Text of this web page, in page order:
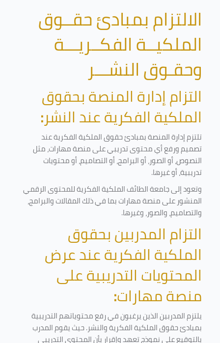
الالتزام بمبادئ حقــوق
الملكيــة الفكــريـــة
وحقـوق النشـــر
التزام إدارة المنصة بحقوق
الملكية الفكرية عند النشر:
تلتزم إدارة المنصة بمبادئ حقوق الملكية الفكرية عند
تصميم ورفع أي محتوى تدريبي على منصة مهارات، مثل
النصوص، أو الصور، أو البرامج، أو التصاميم، أو محتويات
تدريبية، أو غيرها.
وتعود إلى جامعة الطائف الملكية الفكرية للمحتوى الرقمي
المنشور على منصة مهارات بما في ذلك المقالات والبرامج،
والتصاميم، والصور، وغيرها.
التزام المدربين بحقوق
الملكية الفكرية عند عرض
المحتويات التدريبية على
منصة مهارات:
يلتزم المدربين الذين يرغبون في رفع محتوياتهم التدريبية
بمبادئ حقوق الملكية الفكرية والنشر. حيث يقوم المدرب
بالتوقيع على نموذج تعهد وإقرار بأن المحتوى التدريبي